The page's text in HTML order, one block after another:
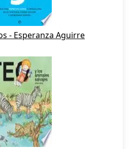
- Esperanza Aguirre